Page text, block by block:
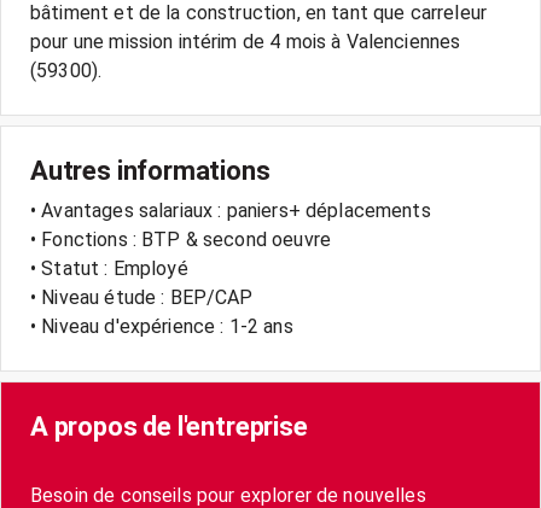
bâtiment et de la construction, en tant que carreleur
pour une mission intérim de 4 mois à Valenciennes
Autres informations
• Avantages salariaux : paniers+ déplacements
• Fonctions : BTP & second oeuvre
• Statut : Employé
• Niveau étude : BEP/CAP
• Niveau d'expérience : 1-2 ans
A propos de l'entreprise
Besoin de conseils pour explorer de nouvelles